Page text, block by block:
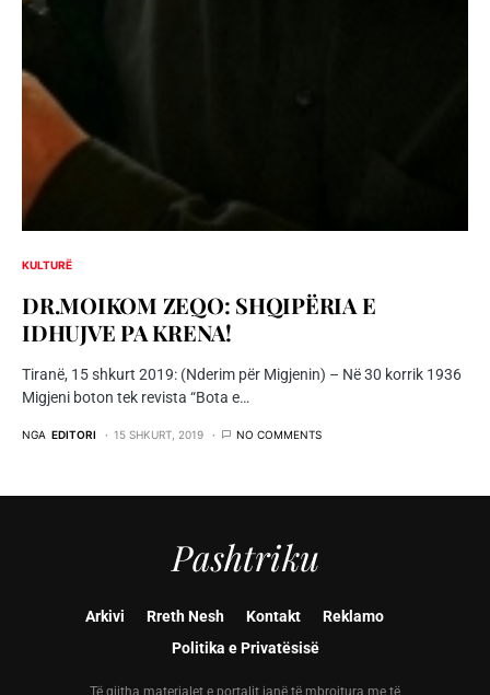
KULTURË
DR.MOIKOM ZEQO: SHQIPËRIA E
IDHUJVE PA KRENA!
Tiranë, 15 shkurt 2019: (Nderim për Migjenin) – Në 30 korrik 1936
Migjeni boton tek revista “Bota e…
NGA EDITORI 15 SHKURT, 2019 NO COMMENTS
Pashtriku
Arkivi Rreth Nesh Kontakt
Reklamo
Politika e Privatësisë
Të gjitha materialet e portalit janë të mbrojtura me të